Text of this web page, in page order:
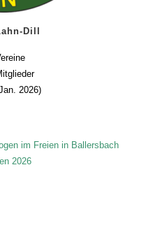
Dill
2026)
im Freien in Ballersbach
2026